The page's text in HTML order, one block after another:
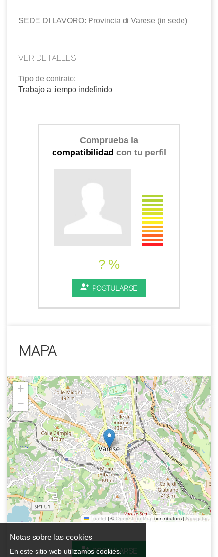
SEDE DI LAVORO: Provincia di Varese (in sede)
VER DETALLES
Tipo de contrato:
Trabajo a tiempo indefinido
Comprueba la
compatibilidad con tu perfil
? %
POSTULARSE
MAPA
+
−
Leaflet | © OpenStreetMap contributors |Navigator
POSTULARSE
Notas sobre las cookies
En este sitio web utilizamos cookies.